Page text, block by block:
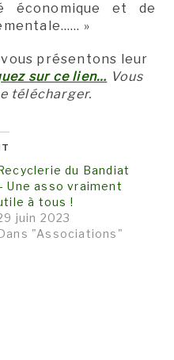
économique et de
»
présentons leur
sur ce lien… Vous
télécharger.
du Bandiat
Une asso vraiment
à tous !
juin 2023
"Associations"